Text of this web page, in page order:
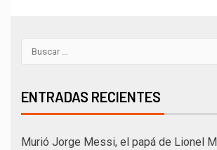
ENTRADAS RECIENTES
Murió Jorge Messi, el papá de Lionel